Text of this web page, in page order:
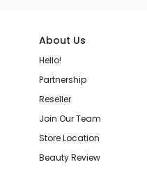
About Us
Hello!
Partnership
Reseller
Join Our Team
Store Location
Beauty Review